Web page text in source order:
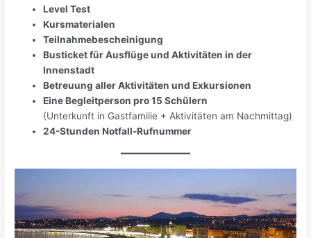
Level Test
Kursmaterialen
Teilnahmebescheinigung
Busticket für Ausflüge und Aktivitäten in der
Innenstadt
Betreuung aller Aktivitäten und Exkursionen
Eine Begleitperson pro 15 Schülern
(Unterkunft in Gastfamilie + Aktivitäten am Nachmittag)
24-Stunden Notfall-Rufnummer